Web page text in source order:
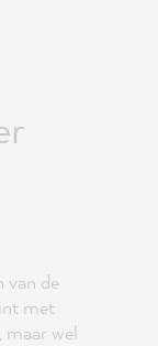
van de
met
maar wel